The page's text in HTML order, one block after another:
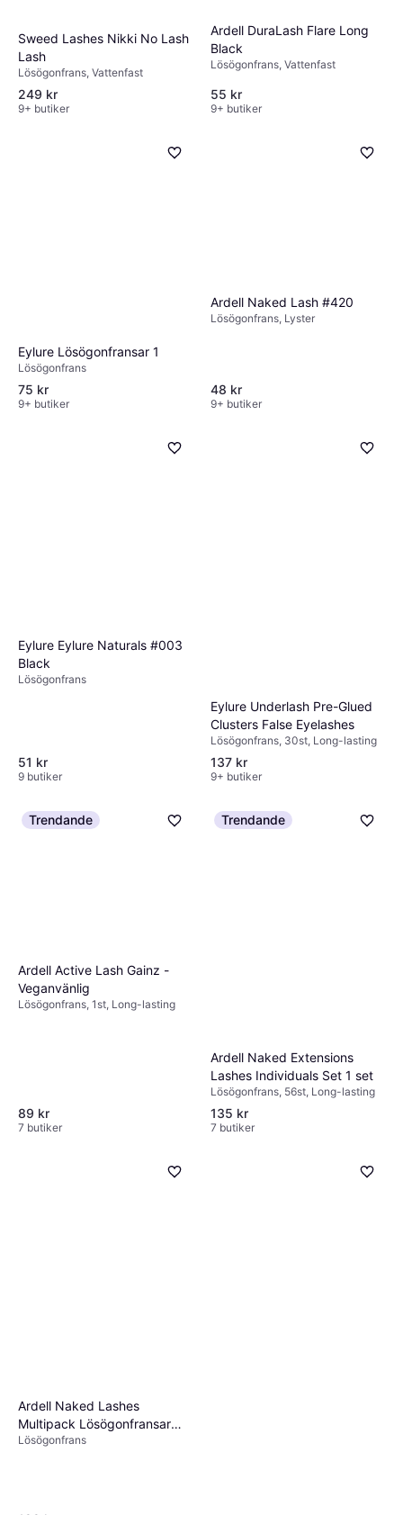
Sweed Lashes Nikki No Lash
Lash
Lösögonfrans, Vattenfast
249 kr
9+ butiker
Ardell DuraLash Flare Long
Black
Lösögonfrans, Vattenfast
55 kr
9+ butiker
Eylure Lösögonfransar 1
Lösögonfrans
75 kr
9+ butiker
Ardell Naked Lash #420
Lösögonfrans, Lyster
48 kr
9+ butiker
Eylure Eylure Naturals #003
Black
Lösögonfrans
51 kr
9 butiker
Eylure Underlash Pre-Glued
Clusters False Eyelashes
Lösögonfrans, 30st, Long-lasting
137 kr
9+ butiker
Trendande
Ardell Active Lash Gainz -
Veganvänlig
Lösögonfrans, 1st, Long-lasting
89 kr
7 butiker
Trendande
Ardell Naked Extensions
Lashes Individuals Set 1 set
Lösögonfrans, 56st, Long-lasting
135 kr
7 butiker
Ardell Naked Lashes
Multipack Lösögonfransar
Storpack - 420
Lösögonfrans